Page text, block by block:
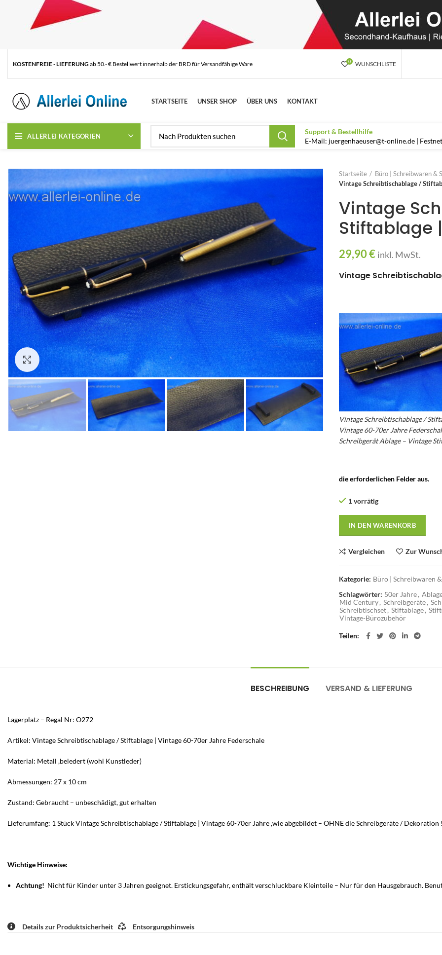
KOSTENFREIE - LIEFERUNG ab 50.- € Bestellwert innerhalb der BRD für Versandfähige Ware 0 WUNSCHLISTE
STARTSEITE UNSER SHOP ÜBER UNS KONTAKT
ALLERLEI KATEGORIEN
Support & Bestellhilfe
E-Mail: juergenhaeuser@t-online.de |
Zum Vergrößern anklicken
Startseite
Büro | Schreibwaren &
Vintage Schreibtischablage /
Vintage
Stiftablage
29,90€ inkl. MwSt.
Vintage
Vintage Schreibtischablage /
Vintage 60-70er Jahre
Schreibgerät Ablage – Vintage
die erforderlichen Felder aus.
1 vorrätig
IN DEN WARENKORB
Vergleichen Zur
Kategorie: Büro | Schreibwaren
Schlagwörter: 50er Jahre,
Mid Century, Schreibgeräte,
Schreibtischset, Stiftablage,
Vintage-Bürozubehör
Teilen
BESCHREIBUNG VERSAND & LIEFERUNG
Lagerplatz – Regal Nr: O272
Artikel: Vintage Schreibtischablage / Stiftablage | Vintage 60-70er Jahre Federschale
Material: Metall ,beledert (wohl Kunstleder)
Abmessungen: 27 x 10 cm
Zustand: Gebraucht – unbeschädigt, gut erhalten
Lieferumfang: 1 Stück Vintage Schreibtischablage / Stiftablage | Vintage 60-70er Jahre ,wie abgebildet – OHNE die Schreibgeräte / Dekoration
Wichtige Hinweise:
Achtung! Nicht für Kinder unter 3 Jahren geeignet. Erstickungsgefahr, enthält verschluckbare Kleinteile – Nur für den Hausgebrauch.
Details zur Produktsicherheit Entsorgungshinweis